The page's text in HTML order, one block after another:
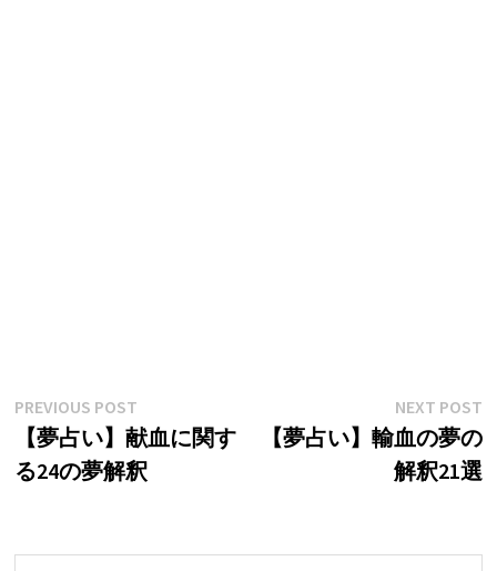
投
稿
ナ
PREVIOUS POSTPrevious
post:
【夢占い】献血に関す
る24の夢解釈
NEXT POST
【夢占い】輸血の夢の
解釈21選